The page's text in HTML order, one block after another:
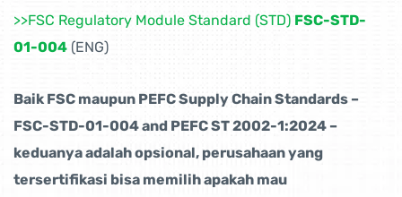
>>FSC Regulatory Module Standard (STD) FSC-STD-
01-004 (ENG)
Baik FSC maupun PEFC Supply Chain Standards –
FSC-STD-01-004 and PEFC ST 2002-1:2024 –
keduanya adalah opsional, perusahaan yang
tersertifikasi bisa memilih apakah mau